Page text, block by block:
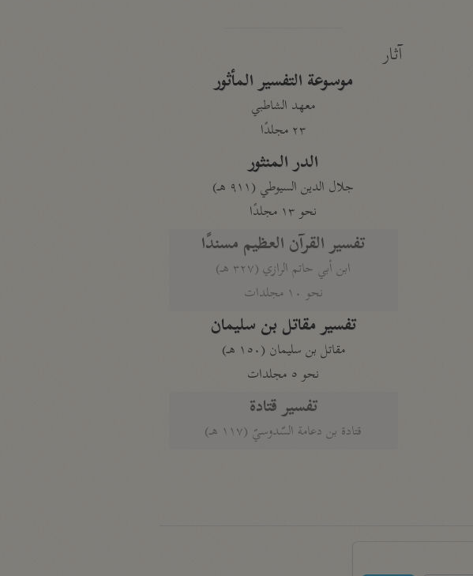
آثار
موسوعة التفسير المأثور
معهد الشاطبي
٢٣ مجلدًا
الدر المنثور
جلال الدين السيوطي (٩١١ هـ)
نحو ١٣ مجلدًا
تفسير القرآن العظيم مسندًا
ابن أبي حاتم الرازي (٣٢٧ هـ)
نحو ١٠ مجلدات
تفسير مقاتل بن سليمان
مقاتل بن سليمان (١٥٠ هـ)
نحو ٥ مجلدات
تفسير قتادة
قتادة بن دعامة السّدوسيّ (١١٧ هـ)